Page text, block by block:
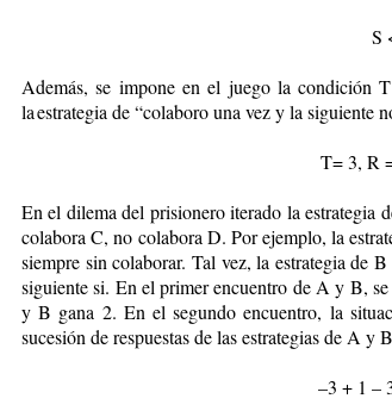
S
Además, se impone en el juego la condición
la estrategia de “colaboro una vez y la siguiente
T= 3, R
En el dilema del prisionero iterado la estrategia
colabora C, no colabora D. Por ejemplo, la
siempre sin colaborar. Tal vez, la estrategia
siguiente si. En el primer encuentro de A y B,
y B gana 2. En el segundo encuentro, la
sucesión de respuestas de las estrategias de A y
–3 + 1 –